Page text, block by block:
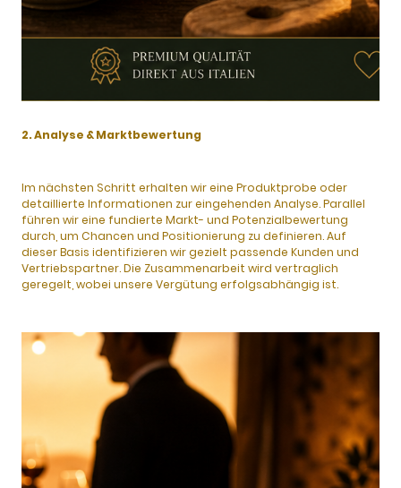
2. Analyse & Marktbewertung
Im nächsten Schritt erhalten wir eine Produktprobe oder
detaillierte Informationen zur eingehenden Analyse. Parallel
führen wir eine fundierte Markt- und Potenzialbewertung
durch, um Chancen und Positionierung zu definieren. Auf
dieser Basis identifizieren wir gezielt passende Kunden und
Vertriebspartner. Die Zusammenarbeit wird vertraglich
geregelt, wobei unsere Vergütung erfolgsabhängig ist.